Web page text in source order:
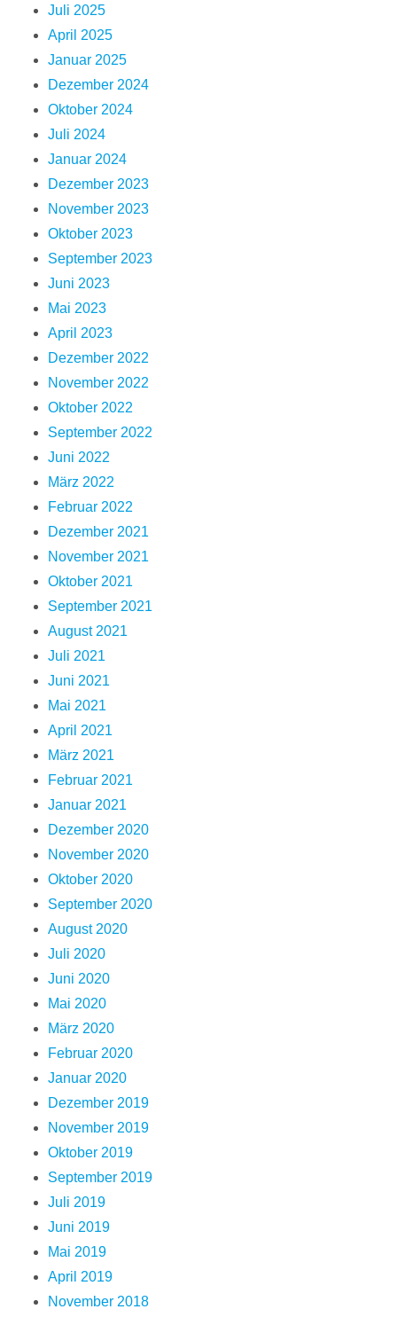
Juli 2025
April 2025
Januar 2025
Dezember 2024
Oktober 2024
Juli 2024
Januar 2024
Dezember 2023
November 2023
Oktober 2023
September 2023
Juni 2023
Mai 2023
April 2023
Dezember 2022
November 2022
Oktober 2022
September 2022
Juni 2022
März 2022
Februar 2022
Dezember 2021
November 2021
Oktober 2021
September 2021
August 2021
Juli 2021
Juni 2021
Mai 2021
April 2021
März 2021
Februar 2021
Januar 2021
Dezember 2020
November 2020
Oktober 2020
September 2020
August 2020
Juli 2020
Juni 2020
Mai 2020
März 2020
Februar 2020
Januar 2020
Dezember 2019
November 2019
Oktober 2019
September 2019
Juli 2019
Juni 2019
Mai 2019
April 2019
November 2018